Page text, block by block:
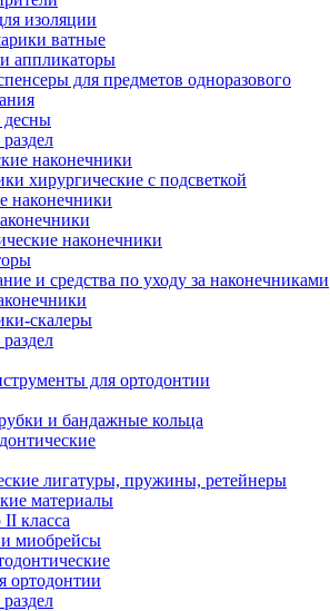
изоляции
ватные
аппликаторы
для предметов одноразового
десны
наконечники
хирургические с подсветкой
наконечники
наконечники
и средства по уходу за наконечниками
скалеры
для ортодонтии
и бандажные кольца
лигатуры, пружины, ретейнеры
материалы
класса
миобрейсы
ортодонтии